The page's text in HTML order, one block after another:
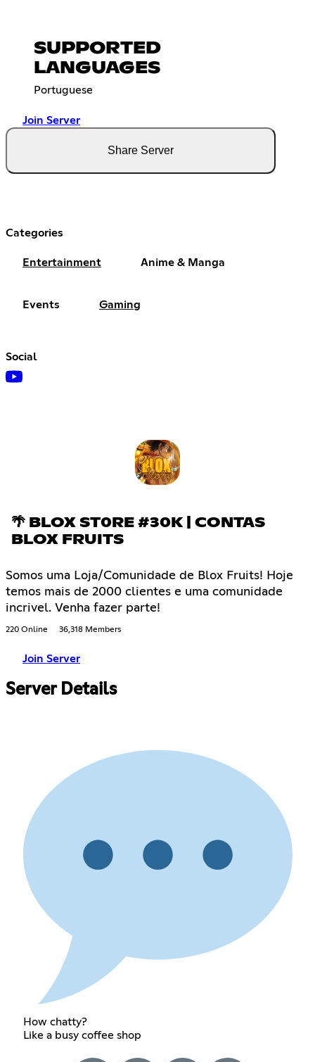
SUPPORTED
LANGUAGES
Portuguese
Join Server
Share Server
Categories
Entertainment Anime & Manga
Events Gaming
Social
🌴 BLOX ST0RE #30K | CONTAS
BLOX FRUITS
Somos uma Loja/Comunidade de Blox Fruits! Hoje
temos mais de 2000 clientes e uma comunidade
incrivel. Venha fazer parte!
220 Online 36,318 Members
Join Server
Server Details
How chatty?
Like a busy coffee shop